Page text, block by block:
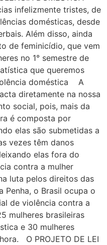
infelizmente tristes, de
domésticas, desde
Além disso, ainda
de feminicídio, que vem
no 1° semestre de
que queremos
doméstica A
diretamente na nossa
social, pois, mais da
é composta por
elas são submetidas a
vezes têm danos
elas fora do
contra a mulher
luta pelos direitos das
Penha, o Brasil ocupa o
de violência contra a
mulheres brasileiras
e 30 mulheres
O PROJETO DE LEI